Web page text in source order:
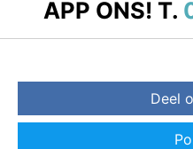
APP ONS! T.
Deel